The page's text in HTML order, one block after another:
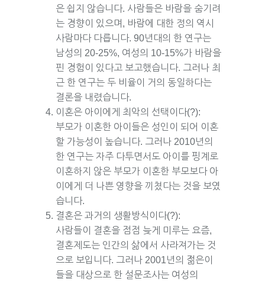
은 쉽지 않습니다. 사람들은 바람을 숨기려
는 경향이 있으며, 바람에 대한 정의 역시
사람마다 다릅니다. 90년대의 한 연구는
남성의 20-25%, 여성의 10-15%가 바람을
핀 경험이 있다고 보고했습니다. 그러나 최
근 한 연구는 두 비율이 거의 동일하다는
결론을 내렸습니다.
이혼은 아이에게 최악의 선택이다(?):
부모가 이혼한 아이들은 성인이 되어 이혼
할 가능성이 높습니다. 그러나 2010년의
한 연구는 자주 다투면서도 아이를 핑계로
이혼하지 않은 부모가 이혼한 부모보다 아
이에게 더 나쁜 영향을 끼쳤다는 것을 보였
습니다.
결혼은 과거의 생활방식이다(?):
사람들이 결혼을 점점 늦게 미루는 요즘,
결혼제도는 인간의 삶에서 사라져가는 것
으로 보입니다. 그러나 2001년의 젊은이
들을 대상으로 한 설문조사는 여성의